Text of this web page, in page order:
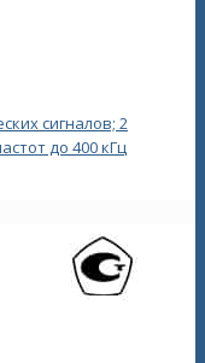
сигналов; 2
до 400 кГц